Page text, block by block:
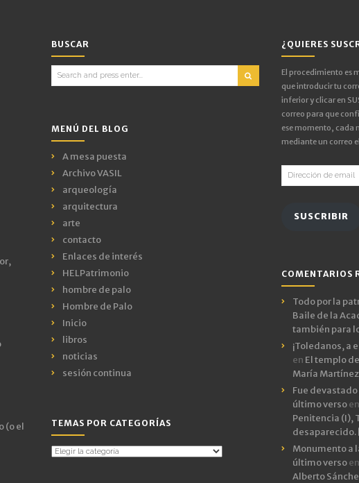
(o el
BUSCAR
Search
for:
MENÚ DEL BLOG
A mesa puesta
Archivo VASIL
arqueología
arquitectura
arte
contacto
Enlaces de interés
HELPatrimonio
hombre de palo
Hombre de Palo
Inicio
libros
noticias
sesión continua
TEMAS POR CATEGORÍAS
Temas
¿QUIERES
El procedimiento es
que introducir tu
inferior y clicar en
correo para que
ese momento, cada
mediante un correo
Dirección
de
SUSCRIBIR
COMENTARIOS
Todo por la
Baile de la
también para
¡Toledanos, a
en El templo
María
Fue
último versoen
Penitencia (I),
desaparecido.
Monumento a
último versoen
Alberto